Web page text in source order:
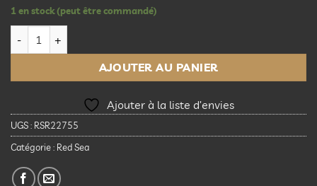
1 en stock (peut être commandé)
AJOUTER AU PANIER
Ajouter à la liste d’envies
UGS : RSR22755
Catégorie : Red Sea